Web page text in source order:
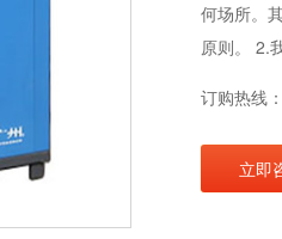
何场所。
原则。 2.
订购热线：
立即